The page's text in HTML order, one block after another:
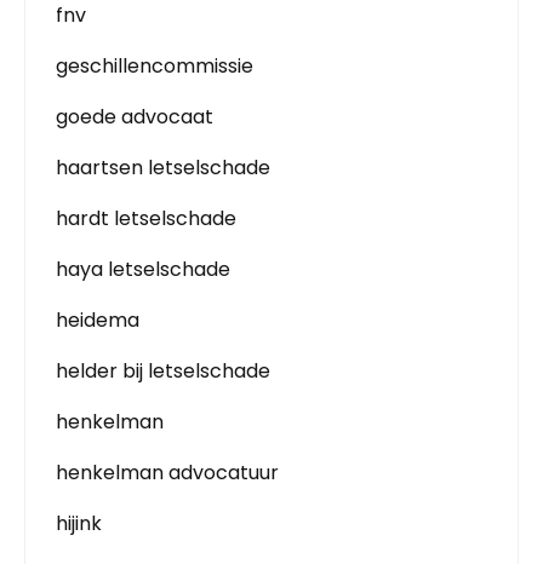
fnv
geschillencommissie
goede advocaat
haartsen letselschade
hardt letselschade
haya letselschade
heidema
helder bij letselschade
henkelman
henkelman advocatuur
hijink